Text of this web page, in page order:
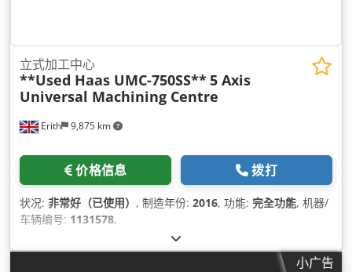
Erith 9,875 km
立式加工中心
**Used Haas UMC-750SS**5 Axis
Universal Machining Centre
价格信息 拨打
状况: 非常好（已使用） , 制造年份: 2016, 功能: 完全功能, 机器/
车辆编号: 1131578,
小广告